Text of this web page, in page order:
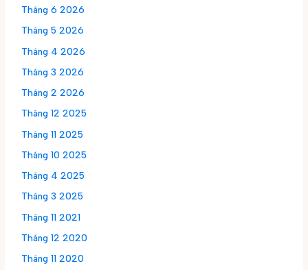
Tháng 6 2026
Tháng 5 2026
Tháng 4 2026
Tháng 3 2026
Tháng 2 2026
Tháng 12 2025
Tháng 11 2025
Tháng 10 2025
Tháng 4 2025
Tháng 3 2025
Tháng 11 2021
Tháng 12 2020
Tháng 11 2020